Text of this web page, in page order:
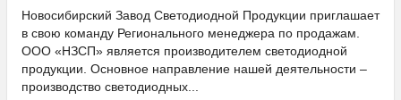
Новосибирский Завод Светодиодной Продукции приглашает
в свою команду Регионального менеджера по продажам.
ООО «НЗСП» является производителем светодиодной
продукции. Основное направление нашей деятельности –
производство светодиодных...